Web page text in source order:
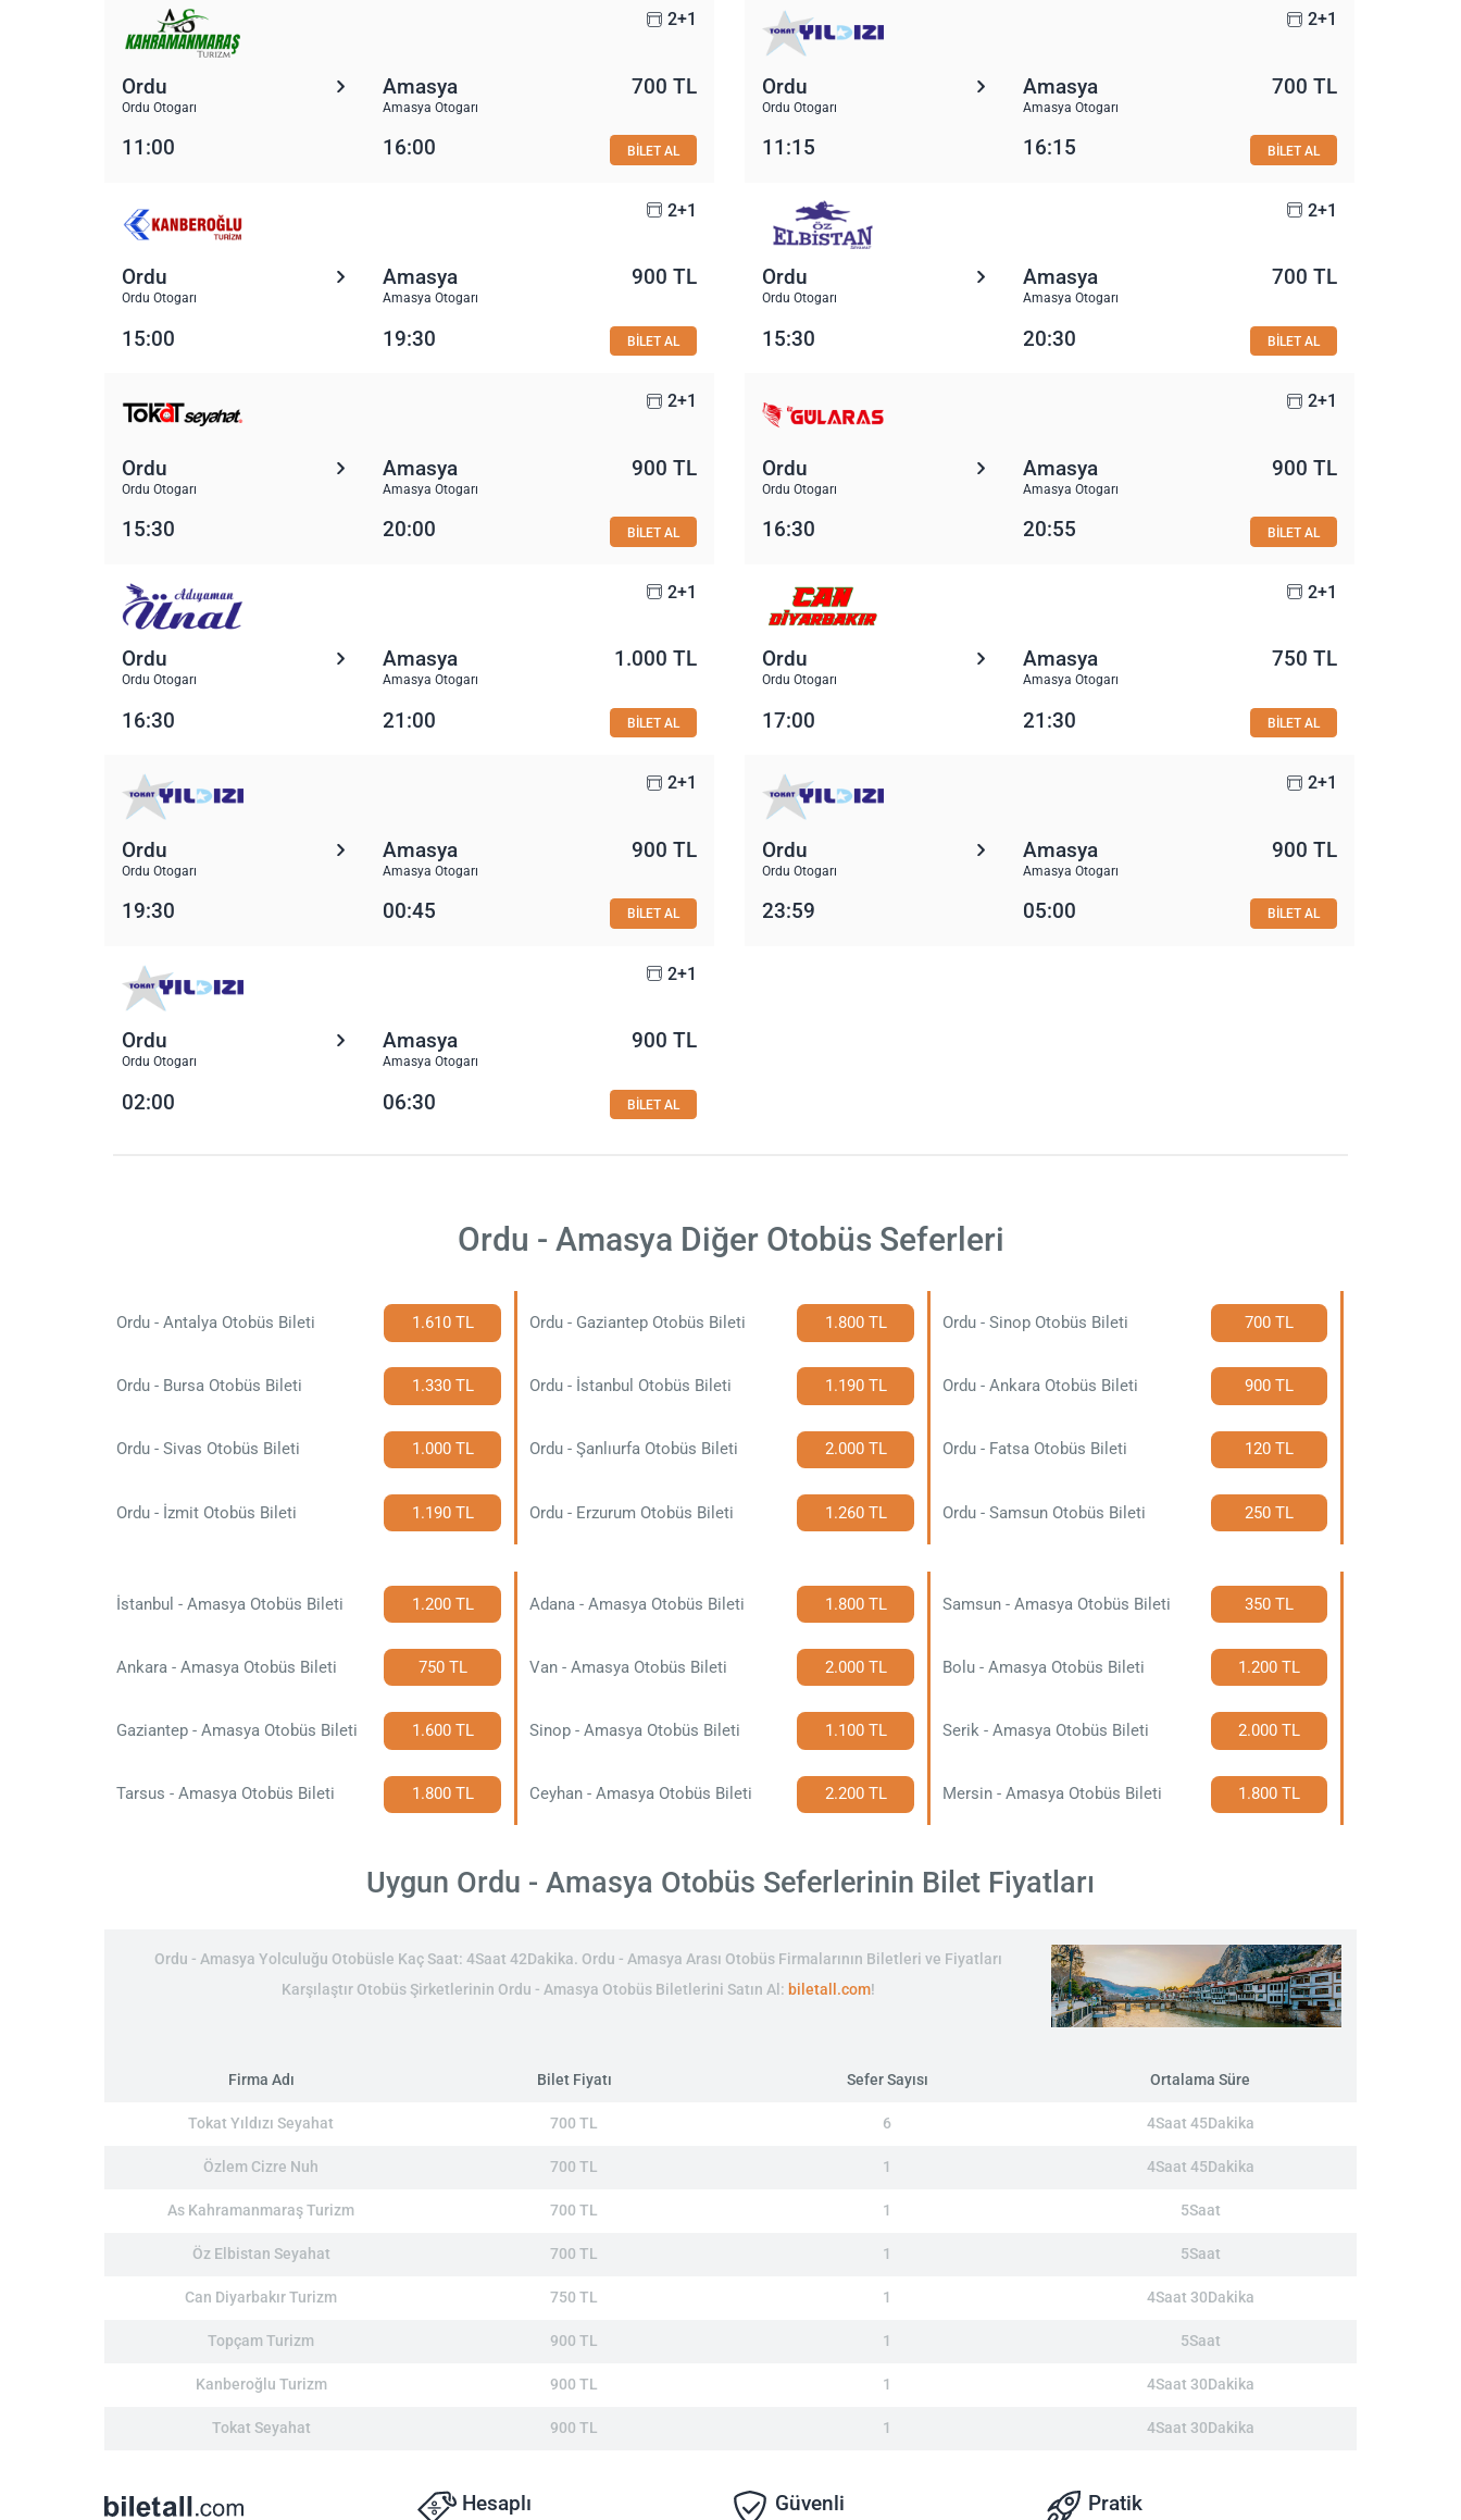
2+1
Ordu
Ordu Otogarı
Amasya
Amasya Otogarı
700 TL
11:00 16:00 BİLET AL
2+1
Ordu
Ordu Otogarı
Amasya
Amasya Otogarı
700 TL
11:15 16:15 BİLET AL
2+1
Ordu
Ordu Otogarı
Amasya
Amasya Otogarı
900 TL
15:00 19:30 BİLET AL
2+1
Ordu
Ordu Otogarı
Amasya
Amasya Otogarı
700 TL
15:30 20:30 BİLET AL
2+1
Ordu
Ordu Otogarı
Amasya
Amasya Otogarı
900 TL
15:30 20:00 BİLET AL
2+1
Ordu
Ordu Otogarı
Amasya
Amasya Otogarı
900 TL
16:30 20:55 BİLET AL
2+1
Ordu
Ordu Otogarı
Amasya
Amasya Otogarı
1.000 TL
16:30 21:00 BİLET AL
2+1
Ordu
Ordu Otogarı
Amasya
Amasya Otogarı
750 TL
17:00 21:30 BİLET AL
2+1
Ordu
Ordu Otogarı
Amasya
Amasya Otogarı
900 TL
19:30 00:45 BİLET AL
2+1
Ordu
Ordu Otogarı
Amasya
Amasya Otogarı
900 TL
23:59 05:00 BİLET AL
2+1
Ordu
Ordu Otogarı
Amasya
Amasya Otogarı
900 TL
02:00 06:30 BİLET AL
Ordu - Amasya Diğer Otobüs Seferleri
Ordu - Antalya Otobüs Bileti 1.610 TL Ordu - Gaziantep Otobüs Bileti 1.800 TL Ordu - Sinop Otobüs Bileti 700 TL
Ordu - Bursa Otobüs Bileti 1.330 TL Ordu - İstanbul Otobüs Bileti 1.190 TL Ordu - Ankara Otobüs Bileti 900 TL
Ordu - Sivas Otobüs Bileti 1.000 TL Ordu - Şanlıurfa Otobüs Bileti 2.000 TL Ordu - Fatsa Otobüs Bileti 120 TL
Ordu - İzmit Otobüs Bileti 1.190 TL Ordu - Erzurum Otobüs Bileti 1.260 TL Ordu - Samsun Otobüs Bileti 250 TL
İstanbul - Amasya Otobüs Bileti 1.200 TL Adana - Amasya Otobüs Bileti 1.800 TL Samsun - Amasya Otobüs Bileti 350 TL
Ankara - Amasya Otobüs Bileti 750 TL Van - Amasya Otobüs Bileti 2.000 TL Bolu - Amasya Otobüs Bileti 1.200 TL
Gaziantep - Amasya Otobüs Bileti 1.600 TL Sinop - Amasya Otobüs Bileti 1.100 TL Serik - Amasya Otobüs Bileti 2.000 TL
Tarsus - Amasya Otobüs Bileti 1.800 TL Ceyhan - Amasya Otobüs Bileti 2.200 TL Mersin - Amasya Otobüs Bileti 1.800 TL
Uygun Ordu - Amasya Otobüs Seferlerinin Bilet Fiyatları
Ordu - Amasya Yolculuğu Otobüsle Kaç Saat: 4Saat 42Dakika. Ordu - Amasya Arası Otobüs Firmalarının Biletleri ve Fiyatları
Karşılaştır Otobüs Şirketlerinin Ordu - Amasya Otobüs Biletlerini Satın Al: biletall.com!
Firma Adı Bilet Fiyatı Sefer Sayısı Ortalama Süre
Tokat Yıldızı Seyahat 700 TL 6 4Saat 45Dakika
Özlem Cizre Nuh 700 TL 1 4Saat 45Dakika
As Kahramanmaraş Turizm 700 TL 1 5Saat
Öz Elbistan Seyahat 700 TL 1 5Saat
Can Diyarbakır Turizm 750 TL 1 4Saat 30Dakika
Topçam Turizm 900 TL 1 5Saat
Kanberoğlu Turizm 900 TL 1 4Saat 30Dakika
Tokat Seyahat 900 TL 1 4Saat 30Dakika
Hesaplı Güvenli Pratik